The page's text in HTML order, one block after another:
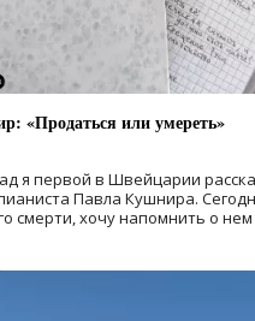
«Продаться или умереть»
я первой в Швейцарии
Павла Кушнира.
смерти, хочу напомнить о